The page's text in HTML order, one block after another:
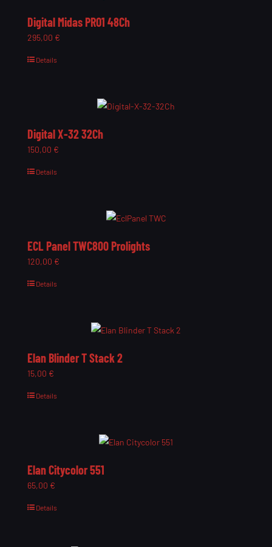
Digital Midas PRO1 48Ch
295,00 €
Details
Digital X-32 32Ch
150,00 €
Details
ECL Panel TWC800 Prolights
120,00 €
Details
Elan Blinder T Stack 2
15,00 €
Details
Elan Citycolor 551
65,00 €
Details